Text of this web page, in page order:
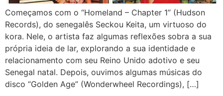
Começamos com o “Homeland – Chapter 1” (Hudson
Records), do senegalês Seckou Keita, um virtuoso do
kora. Nele, o artista faz algumas reflexões sobra a sua
própria ideia de lar, explorando a sua identidade e
relacionamento com seu Reino Unido adotivo e seu
Senegal natal. Depois, ouvimos algumas músicas do
disco “Golden Age” (Wonderwheel Recordings), […]